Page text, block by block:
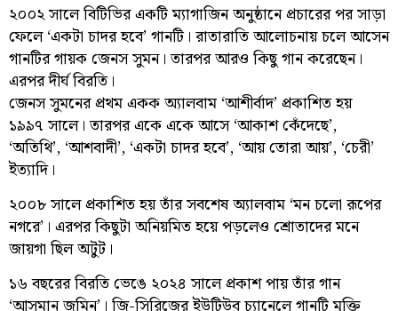
২০০২ সালে বিটিভির একটি ম্যাগাজিন অনুষ্ঠানে প্রচারের পর সাড়া
ফেলে ‘একটা চাদর হবে’ গানটি। রাতারাতি আলোচনায় চলে আসেন
গানটির গায়ক জেনস সুমন। তারপর আরও কিছু গান করেছেন।
এরপর দীর্ঘ বিরতি।
জেনস সুমনের প্রথম একক অ্যালবাম ‘আশীর্বাদ’ প্রকাশিত হয়
১৯৯৭ সালে। তারপর একে একে আসে ‘আকাশ কেঁদেছে’,
‘অতিথি’, ‘আশবাদী’, ‘একটা চাদর হবে’, ‘আয় তোরা আয়’, ‘চেরী’
ইত্যাদি।
২০০৮ সালে প্রকাশিত হয় তাঁর সবশেষ অ্যালবাম ‘মন চলো রূপের
নগরে’। এরপর কিছুটা অনিয়মিত হয়ে পড়লেও শ্রোতাদের মনে
জায়গা ছিল অটুট।
১৬ বছরের বিরতি ভেঙে ২০২৪ সালে প্রকাশ পায় তাঁর গান